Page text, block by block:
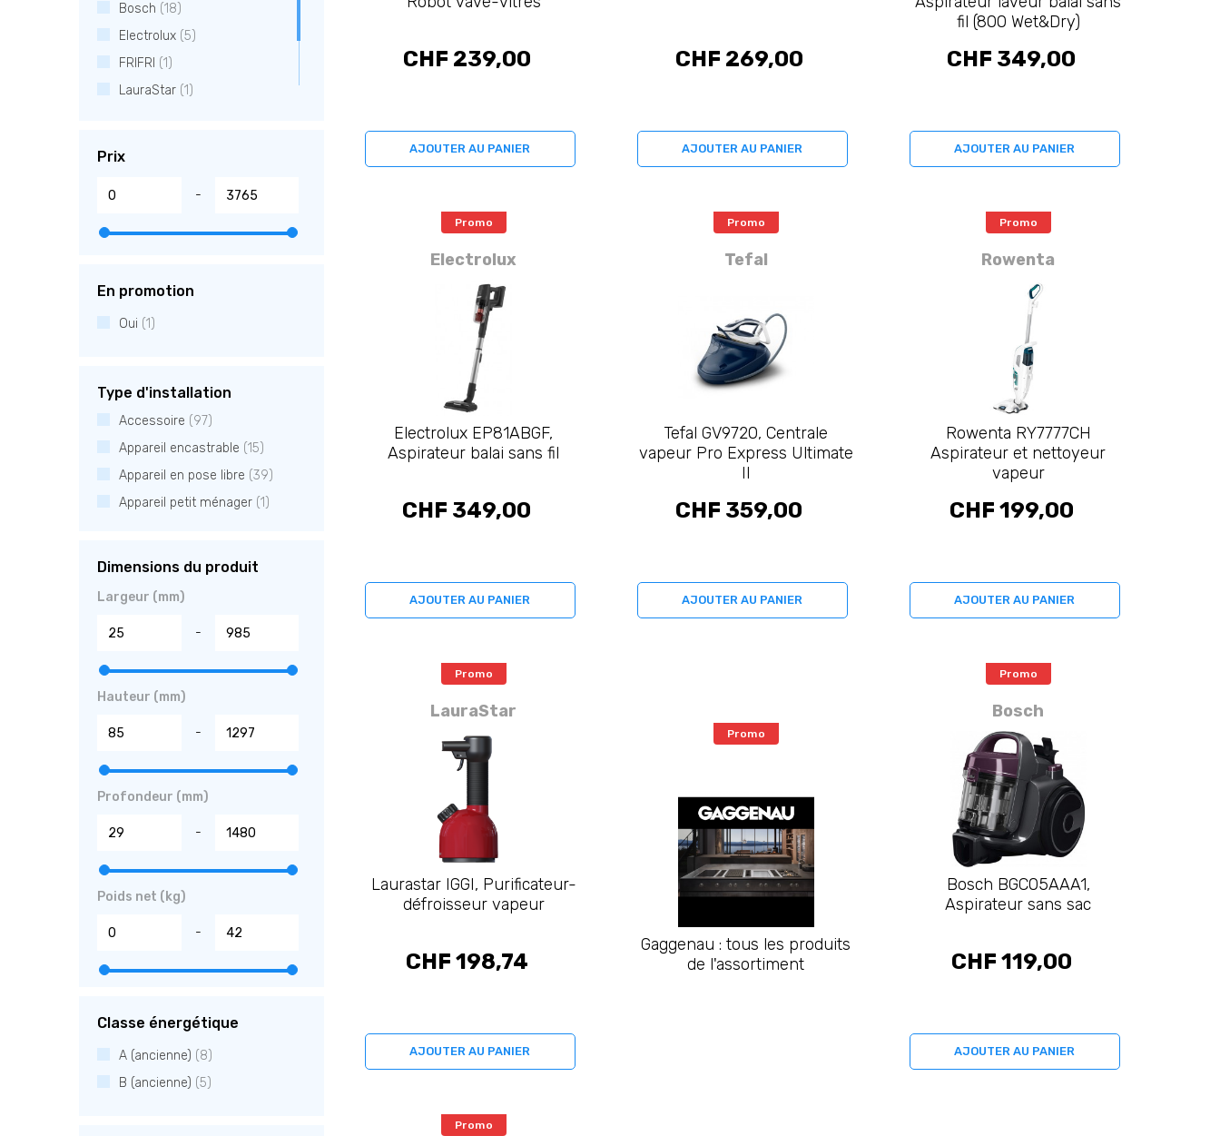
Bosch (18)
Electrolux (5)
FRIFRI (1)
LauraStar (1)
Prix
-
En promotion
Oui (1)
Type d'installation
Accessoire (97)
Appareil encastrable (15)
Appareil en pose libre (39)
Appareil petit ménager (1)
Dimensions du produit
Largeur (mm)
-
Hauteur (mm)
-
Profondeur (mm)
-
Poids net (kg)
-
Classe énergétique
A (ancienne) (8)
B (ancienne) (5)
CHF 239,00
AJOUTER AU PANIER
CHF 269,00
AJOUTER AU PANIER
fil (800 Wet&Dry)
CHF 349,00
AJOUTER AU PANIER
Promo
Electrolux
Electrolux EP81ABGF,
Aspirateur balai sans fil
CHF 349,00
AJOUTER AU PANIER
Promo
Tefal
Tefal GV9720, Centrale
vapeur Pro Express Ultimate
II
CHF 359,00
AJOUTER AU PANIER
Promo
Rowenta
Rowenta RY7777CH
Aspirateur et nettoyeur
vapeur
CHF 199,00
AJOUTER AU PANIER
Promo
LauraStar
Laurastar IGGI, Purificateur-
défroisseur vapeur
CHF 198,74
AJOUTER AU PANIER
Promo
Gaggenau : tous les produits
de l'assortiment
Promo
Bosch
Bosch BGC05AAA1,
Aspirateur sans sac
CHF 119,00
AJOUTER AU PANIER
Promo